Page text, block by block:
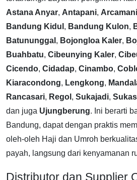
Astana Anyar, Antapani,
Bandung Kidul , Bandung Kulon,
Batununggal , Bojongloa Kaler,
Buahbatu, Cibeunying Kaler,
Cicendo, Cidadap, Cinambo,
Kiaracondong, Lengkong,
Rancasari, Regol , Sukajadi,
dan juga Ujungberung. Ini berarti
Bandung, dapat dengan praktis
oleh-oleh Haji dan Umroh
payah, langsung dari kenyamanan
Distributor dan Supplier